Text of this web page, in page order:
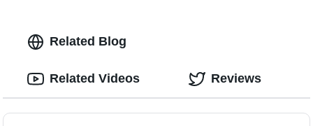
Related Blog
Related Videos Reviews